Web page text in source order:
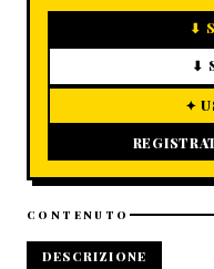
⬇
⬇
✦
CONTENUTO
DESCRIZIONE